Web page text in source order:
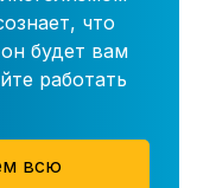
что
будет вам
работать
всю